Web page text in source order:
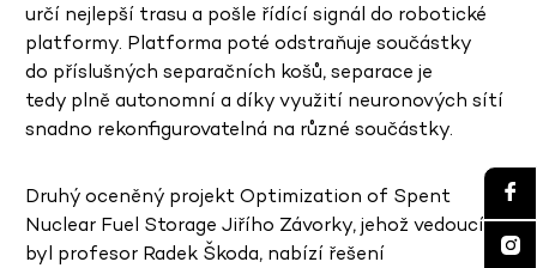
určí nejlepší trasu a pošle řídící signál do robotické
platformy. Platforma poté odstraňuje součástky
do příslušných separačních košů, separace je
tedy plně autonomní a díky využití neuronových sítí
snadno rekonfigurovatelná na různé součástky.
Druhý oceněný projekt Optimization of Spent
Nuclear Fuel Storage Jiřího Závorky, jehož vedoucím
byl profesor Radek Škoda, nabízí řešení